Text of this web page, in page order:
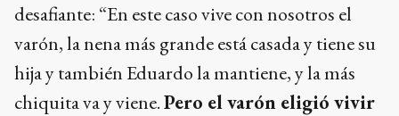
desafiante: “En este caso vive con nosotros el
varón, la nena más grande está casada y tiene su
hija y también Eduardo la mantiene, y la más
chiquita va y viene.Pero el varón eligió vivir